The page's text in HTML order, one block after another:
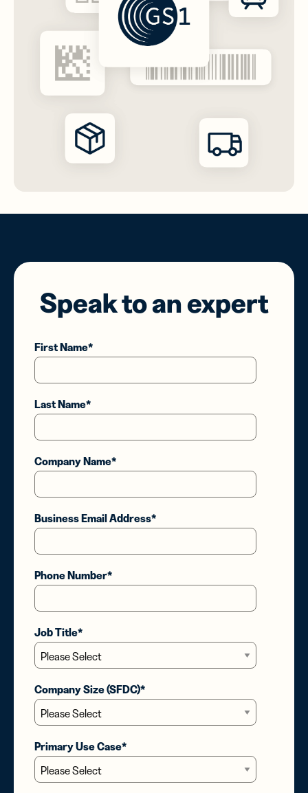
First Name*
Last Name*
Company Name*
Business Email Address*
Phone Number*
Job Title*
Company Size (SFDC)*
Primary Use Case*